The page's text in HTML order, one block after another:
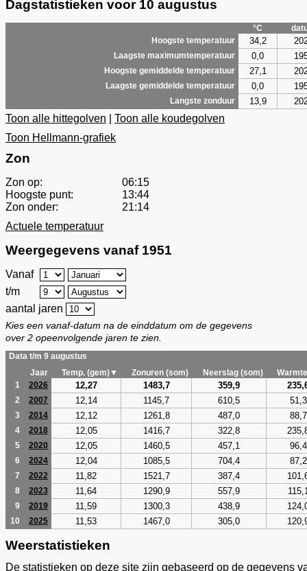
Dagstatistieken voor 10 augustus
°C
Hoogste temperatuur
34,2
Laagste maximumtemperatuur 0,0
Hoogste gemiddelde temperatuur 27,1
Laagste gemiddelde temperatuur 0,0
Langste zonduur 13,9
Toon alle hittegolven
Toon alle koudegolven
Toon Hellmann-grafiek
Zon
Zon op:
06:15
Hoogste punt:
13:44
Zon onder:
21:14
Actuele temperatuur
Weergegevens vanaf 1951
Vanaf
t/m
aantal jaren
Kies een vanaf-datum na de einddatum om de gegevens
over 2 opeenvolgende jaren te zien.
Data t/m 9 augustus
Jaar
Temp. (gem)▼ Zonuren (som) Neerslag (som)
1
2026 12,27 1483,7 359,9
2 2007 12,14 1145,7 610,5 51,3
3 2014 12,12 1261,8 487,0 88,7
4 2018 12,05 1416,7 322,8
5 2020 12,05 1460,5 457,1 96,4
6 2024 12,04 1085,5 704,4 87,2
7 2022 11,82 1521,7 387,4
8 2023 11,64 1290,9 557,9
9 2019 11,59 1300,3 438,9
10 2025 11,53 1467,0 305,0
Weerstatistieken
De statistieken op deze site zijn gebaseerd op de gegevens